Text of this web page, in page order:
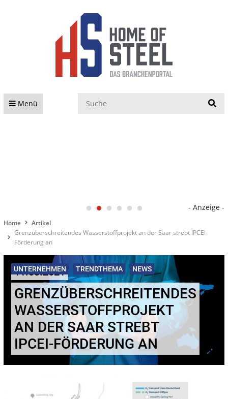
Menü
- Anzeige -
Home
Artikel
Grenzüberschreitendes Wasserstoffprojekt an der Saar strebt IPCEI-
Förderung an
UNTERNEHMEN TRENDTHEMA NEWS
11.03.2021
GRENZÜBERSCHREITENDES
WASSERSTOFFPROJEKT
AN DER SAAR STREBT
IPCEI-FÖRDERUNG AN